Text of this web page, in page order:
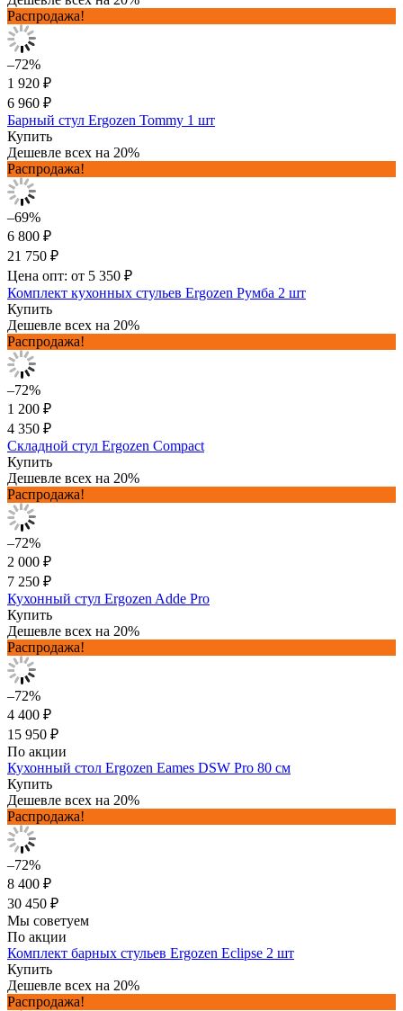
Распродажа!
–72%
1 920 ₽
6 960 ₽
Барный стул Ergozen Tommy 1 шт
Купить
Дешевле всех на 20%
Распродажа!
–69%
6 800 ₽
21 750 ₽
Цена опт: от 5 350 ₽
Комплект кухонных стульев Ergozen Румба 2 шт
Купить
Дешевле всех на 20%
Распродажа!
–72%
1 200 ₽
4 350 ₽
Складной стул Ergozen Compact
Купить
Дешевле всех на 20%
Распродажа!
–72%
2 000 ₽
7 250 ₽
Кухонный стул Ergozen Adde Pro
Купить
Дешевле всех на 20%
Распродажа!
–72%
4 400 ₽
15 950 ₽
По акции
Кухонный стол Ergozen Eames DSW Pro 80 см
Купить
Дешевле всех на 20%
Распродажа!
–72%
8 400 ₽
30 450 ₽
Мы советуем
По акции
Комплект барных стульев Ergozen Eclipse 2 шт
Купить
Дешевле всех на 20%
Распродажа!